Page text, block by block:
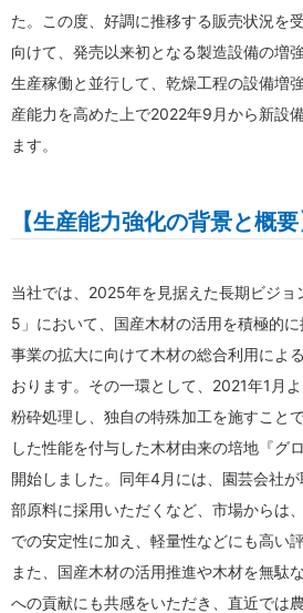
た。この度、好調に推移する販売状況を
向けて、発売以来初となる製造設備の増
生産稼働と並行して、乾燥工程の設備増
産能力を高めた上で2022年9月から新設
ます。
【生産能力強化の背景と概要
当社では、2025年を見据えた長期ビジョ
5」において、国産木材の活用を積極的
事業の拡大に向けて木材の総合利用によ
おります。その一環として、2021年1月
粉砕処理し、独自の特殊加工を施すこと
した性能を付与した木材由来の培地『グ
開始しました。同年4月には、園芸会社
部原料に採用いただくなど、市場からは
での安定性に加え、軽量性などにも高い
また、国産木材の活用推進や木材を無駄
への貢献にも共感をいただき、直近では